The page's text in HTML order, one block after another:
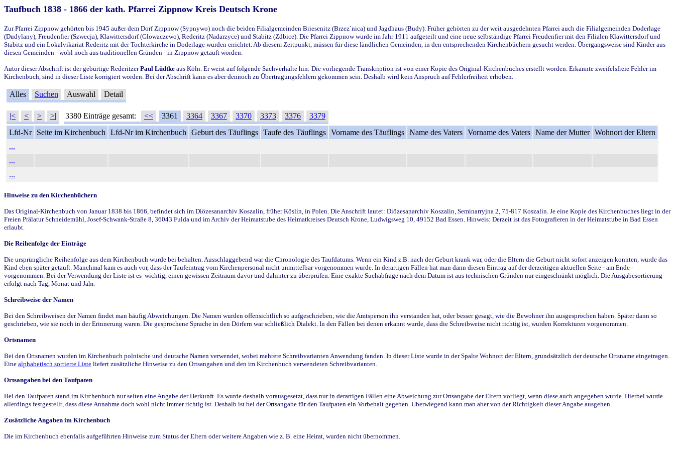
Taufbuch 1838 - 1866 der kath. Pfarrei Zippnow Kreis Deutsch Krone
Zur Pfarrei Zippnow gehörten bis 1945 außer dem Dorf Zippnow (Sypnywo) noch die beiden Filialgemeinden Briesenitz (Brzez`nica) und Jagdhaus (Budy). Früher gehörten zu der weit ausgedehnten Pfarrei auch die Filialgemeinden Doderlage
(Dudylany), Freudenfier (Szwecja), Klawittersdorf (Glowaczewo), Rederitz (Nadarzyce) und Stabitz (Zdbice). Die Pfarrei Zippnow wurde im Jahr 1911 aufgeteilt und eine neue selbständige Pfarrei Freudenfier mit den Filialen Klawittersdorf und
Stabitz und ein Lokalvikariat Rederitz mit der Tochterkirche in Doderlage wurden errichtet. Ab diesem Zeitpunkt, müssen für diese ländlichen Gemeinden, in den entsprechenden Kirchenbüchern gesucht werden. Übergangsweise sind Kinder aus
diesen Gemeinden - wohl noch aus traditionellen Gründen - in Zippnow getauft worden.
Autor dieser Abschrift ist der gebürtige RederitzerPaul Lüdtke aus Köln. Er weist auf folgende Sachverhalte hin: Die vorliegende Transkription ist von einer Kopie des Original-Kirchenbuches erstellt worden. Erkannte zweifelsfreie Fehler im
Kirchenbuch, sind in dieser Liste korrigiert worden. Bei der Abschrift kann es aber dennoch zu Übertragungsfehlern gekommen sein. Deshalb wird kein Anspruch auf Fehlerfreiheit erhoben.
Alles Suchen Auswahl Detail
|< < > >| 3380 Einträge gesamt: << 3361 3364 3367 3370 3373 3376
3379
Lfd-Nr
Seite im Kirchenbuch Lfd-Nr im Kirchenbuch Geburt des Täuflings Taufe des Täuflings Vorname des Täuflings Name des Vaters Vorname des Vaters Name der Mutter Wohnort der Eltern
...
...
...
Hinweise zu den Kirchenbüchern
Das Original-Kirchenbuch von Januar 1838 bis 1866, befindet sich im Diözesanarchiv Koszalin, früher Köslin, in Polen. Die Anschrift lautet: Diözesanarchiv Koszalin, Seminarryjna 2, 75-817 Koszalin. Je eine Kopie des Kirchenbuches liegt in der
Freien Prälatur Schneidemühl, Josef-Schwank-Straße 8, 36043 Fulda und im Archiv der Heimatstube des Heimatkreises Deutsch Krone, Ludwigsweg 10, 49152 Bad Essen. Hinweis: Derzeit ist das Fotografieren in der Heimatstube in Bad Essen
erlaubt.
Die Reihenfolge der Einträge
Die ursprüngliche Reihenfolge aus dem Kirchenbuch wurde bei behalten. Ausschlaggebend war die Chronologie des Taufdatums. Wenn ein Kind z.B. nach der Geburt krank war, oder die Eltern die Geburt nicht sofort anzeigen konnten, wurde das
Kind eben später getauft. Manchmal kam es auch vor, dass der Taufeintrag vom Kirchenpersonal nicht unmittelbar vorgenommen wurde. In derartigen Fällen hat man dann diesen Eintrag auf der derzeitigen aktuellen Seite - am Ende -
vorgenommen. Bei der Verwendung der Liste ist es wichtig, einen gewissen Zeitraum davor und dahinter zu überprüfen. Eine exakte Suchabfrage nach dem Datum ist aus technischen Gründen nur eingeschränkt möglich. Die Ausgabesortierung
erfolgt nach Tag, Monat und Jahr.
Schreibweise der Namen
Bei den Schreibweisen der Namen findet man häufig Abweichungen. Die Namen wurden offensichtlich so aufgeschrieben, wie die Amtsperson ihn verstanden hat, oder besser gesagt, wie die Bewohner ihn ausgesprochen haben. Später dann so
geschrieben, wie sie noch in der Erinnerung waren. Die gesprochene Sprache in den Dörfern war schließlich Dialekt. In den Fällen bei denen erkannt wurde, dass die Schreibweise nicht richtig ist, wurden Korrekturen vorgenommen.
Ortsnamen
Bei den Ortsnamen wurden im Kirchenbuch polnische und deutsche Namen verwendet, wobei mehrere Schreibvarianten Anwendung fanden. In dieser Liste wurde in der Spalte Wohnort der Eltern, grundsätzlich der deutsche Ortsname eingetragen.
Eine alphabetisch sortierte Liste liefert zusätzliche Hinweise zu den Ortsangaben und den im Kirchenbuch verwendeten Schreibvarianten.
Ortsangaben bei den Taufpaten
Bei den Taufpaten stand im Kirchenbuch nur selten eine Angabe der Herkunft. Es wurde deshalb vorausgesetzt, dass nur in derartigen Fällen eine Abweichung zur Ortsangabe der Eltern vorliegt, wenn diese auch angegeben wurde. Hierbei wurde
allerdings festgestellt, dass diese Annahme doch wohl nicht immer richtig ist. Deshalb ist bei der Ortsangabe für den Taufpaten ein Vorbehalt gegeben. Überwiegend kann man aber von der Richtigkeit dieser Angabe ausgehen.
Zusätzliche Angaben im Kirchenbuch
Die im Kirchenbuch ebenfalls aufgeführten Hinweise zum Status der Eltern oder weitere Angaben wie z. B. eine Heirat, wurden nicht übernommen.